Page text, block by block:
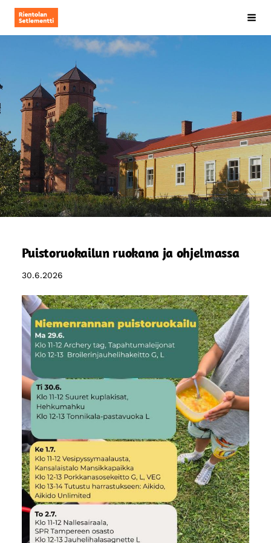
Siirry
sivun
sisältöön
Rientolan Setlementti ry
Puistoruokailun ruokana ja ohjelmassa
30.6.2026